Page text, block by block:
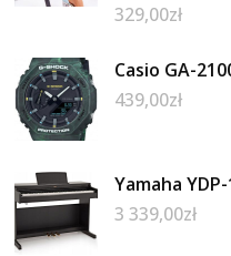
329,00zł
Casio GA-
439,00zł
Yamaha
3 339,00zł